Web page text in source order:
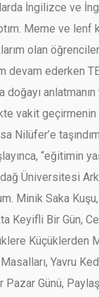
İngilizce ve
Meme ve lenf
olan
devam ederken
doğayı anlatmanın
vakit geçirmenin
Nilüfer’e
“eğitimin
Üniversitesi
Minik Saka
Keyifli Bir Gün,
Küçüklerden
Masalları, Yavru
Pazar Günü,